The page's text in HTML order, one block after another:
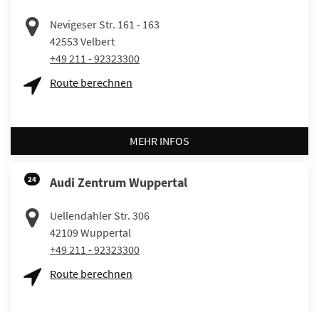
Nevigeser Str. 161 - 163
42553 Velbert
+49 211 - 92323300
Route berechnen
MEHR INFOS
24 Audi Zentrum Wuppertal
Uellendahler Str. 306
42109Wuppertal
+49 211 - 92323300
Route berechnen